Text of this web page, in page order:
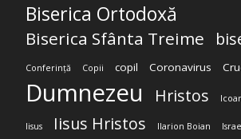
Biserica Ortodoxă
Biserica Sfânta Treime
Conferință Copii copil Coronavirus
Dumnezeu Hristos
Iisus Iisus Hristos Ilarion Boian